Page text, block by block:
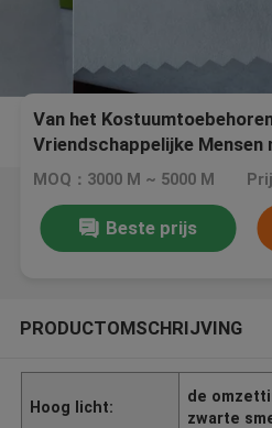
Van het
Vriendschappelijke Mensen
Grondstof het Dwars Leggen
MOQ：3000 M ~ 5000 M
Beste prijs
PRODUCTOMSCHRIJVING
Hoog licht:
de
zwarte